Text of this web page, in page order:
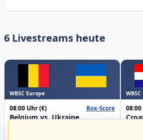
6 Livestreams heute
WBSC Europe
08:00 Uhr(€) Box-Score
Belgium vs. Ukraine